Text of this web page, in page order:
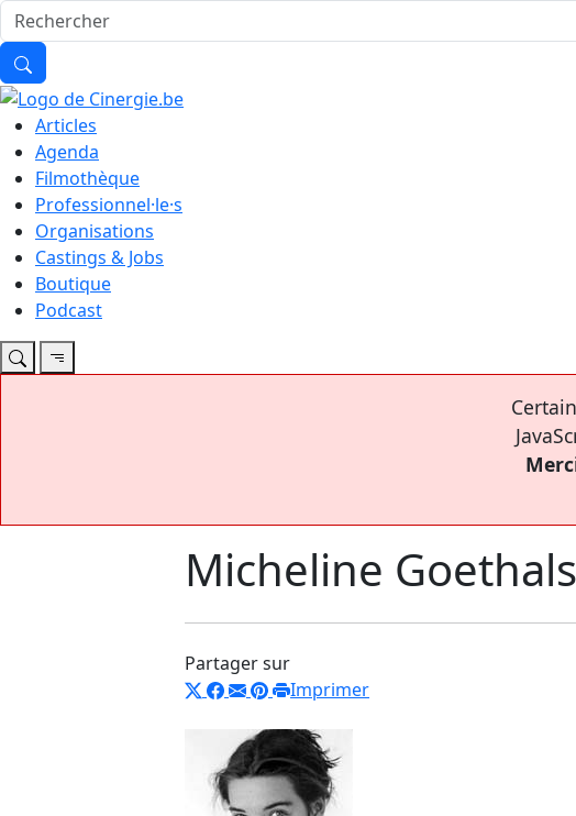
Articles
Agenda
Filmothèque
Professionnel·le·s
Organisations
Castings & Jobs
Boutique
Podcast
Micheline Goethals
Partager sur
Imprimer